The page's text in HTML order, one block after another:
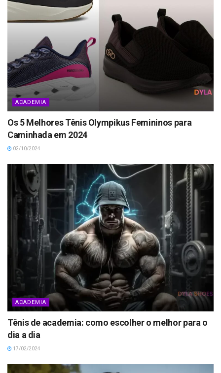
ACADEMIA
Os 5 Melhores Tênis Olympikus Femininos para
Caminhada em 2024
02/10/2024
ACADEMIA
Tênis de academia: como escolher o melhor para o
dia a dia
17/02/2024